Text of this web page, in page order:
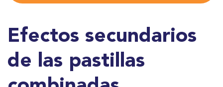
Efectos secundarios
de las pastillas